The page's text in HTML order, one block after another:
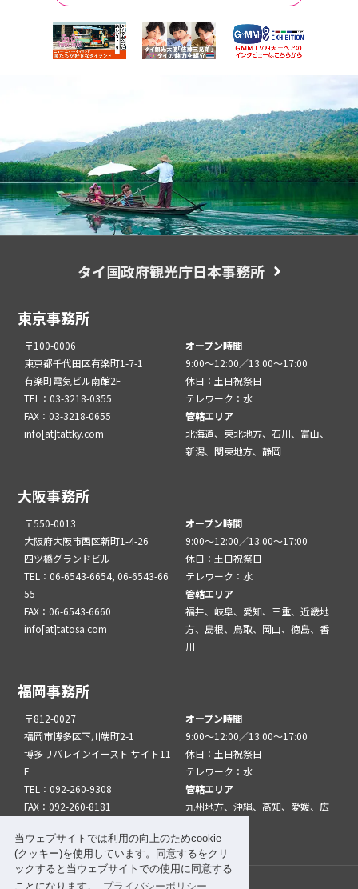
当ウェブサイトでは利用の向上のためcookie
(クッキー)を使用しています。同意するをクリ
ックすると当ウェブサイトでの使用に同意する
ことになります。
プライバシーポリシー
タイ国政府観光庁日本事務所
東京事務所
〒100-0006
東京都千代田区有楽町1-7-1
有楽町電気ビル南館2F
TEL：03-3218-0355
FAX：03-3218-0655
info[at]tattky.com
オープン時間
9:00～12:00／13:00～17:00
休日：土日祝祭日
テレワーク：水
管轄エリア
北海道、東北地方、石川、富山、
新潟、関東地方、静岡
大阪事務所
〒550-0013
大阪府大阪市西区新町1-4-26
四ツ橋グランドビル
TEL：06-6543-6654, 06-6543-66
55
FAX：06-6543-6660
info[at]tatosa.com
オープン時間
9:00～12:00／13:00～17:00
休日：土日祝祭日
テレワーク：水
管轄エリア
福井、岐阜、愛知、三重、近畿地
方、島根、鳥取、岡山、徳島、香
川
福岡事務所
〒812-0027
福岡市博多区下川端町2-1
博多リバレインイースト サイト11
F
TEL：092-260-9308
FAX：092-260-8181
オープン時間
9:00～12:00／13:00～17:00
休日：土日祝祭日
テレワーク：水
管轄エリア
九州地方、沖縄、高知、愛媛、広